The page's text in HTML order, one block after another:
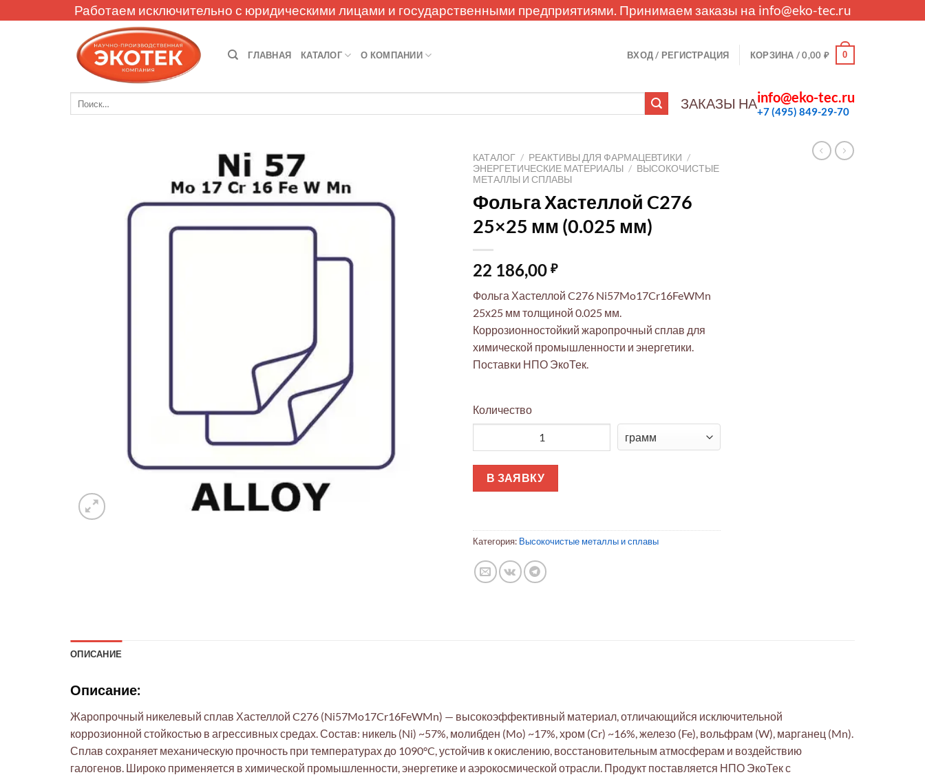
to
Работаем исключительно с юридическими лицами и государственными предприятиями. Принимаем заказы на info@eko-tec.ru
ГЛАВНАЯ КАТАЛОГ О КОМПАНИИ ВХОД / РЕГИСТРАЦИЯ КОРЗИНА /0,00 ₽ 0
ЗАКАЗЫ НАinfo@eko-tec.ru
+7 (495) 849-29-70
КАТАЛОГ / РЕАКТИВЫ ДЛЯ ФАРМАЦЕВТИКИ /
ЭНЕРГЕТИЧЕСКИЕ МАТЕРИАЛЫ / ВЫСОКОЧИСТЫЕ
МЕТАЛЛЫ И СПЛАВЫ
Фольга Хастеллой C276
25×25 мм (0.025 мм)
22 186,00 ₽
Фольга Хастеллой C276 Ni57Mo17Cr16FeWMn
25х25 мм толщиной 0.025 мм.
Коррозионностойкий жаропрочный сплав для
химической промышленности и энергетики.
Поставки НПО ЭкоТек.
Количество
В ЗАЯВКУ
Категория: Высокочистые металлы и сплавы
ОПИСАНИЕ
Описание:
Жаропрочный никелевый сплав Хастеллой C276 (Ni57Mo17Cr16FeWMn) — высокоэффективный материал, отличающийся исключительной
коррозионной стойкостью в агрессивных средах. Состав: никель (Ni) ~57%, молибден (Mo) ~17%, хром (Cr) ~16%, железо (Fe), вольфрам (W), марганец (Mn).
Сплав сохраняет механическую прочность при температурах до 1090°C, устойчив к окислению, восстановительным атмосферам и воздействию
галогенов. Широко применяется в химической промышленности, энергетике и аэрокосмической отрасли. Продукт поставляется НПО ЭкоТек с